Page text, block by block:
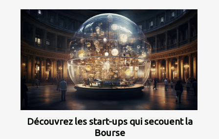
Découvrez les start-ups qui secouent la
Bourse